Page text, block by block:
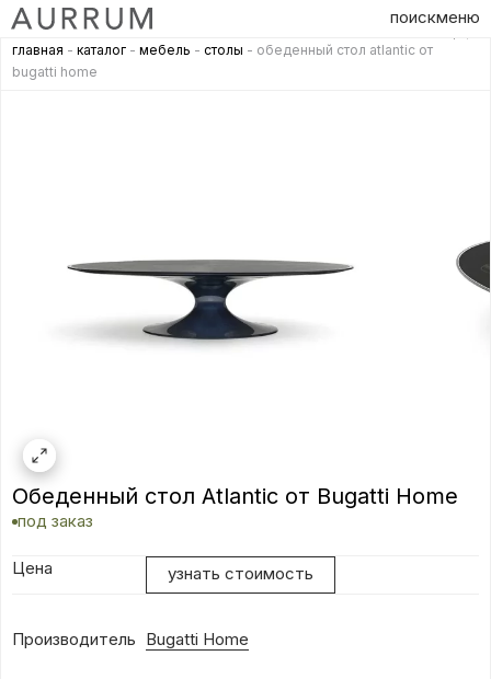
поискменю
главная - каталог - мебель - столы - обеденный стол atlantic от
bugatti home
Обеденный стол Atlantic от Bugatti Home
под заказ
Цена узнать стоимость
Производитель Bugatti Home